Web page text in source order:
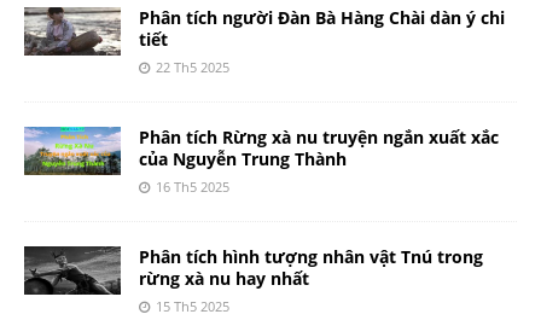
Phân tích người Đàn Bà Hàng Chài dàn ý chi
tiết
22 Th5 2025
Phân tích Rừng xà nu truyện ngắn xuất xắc
của Nguyễn Trung Thành
16 Th5 2025
Phân tích hình tượng nhân vật Tnú trong
rừng xà nu hay nhất
15 Th5 2025